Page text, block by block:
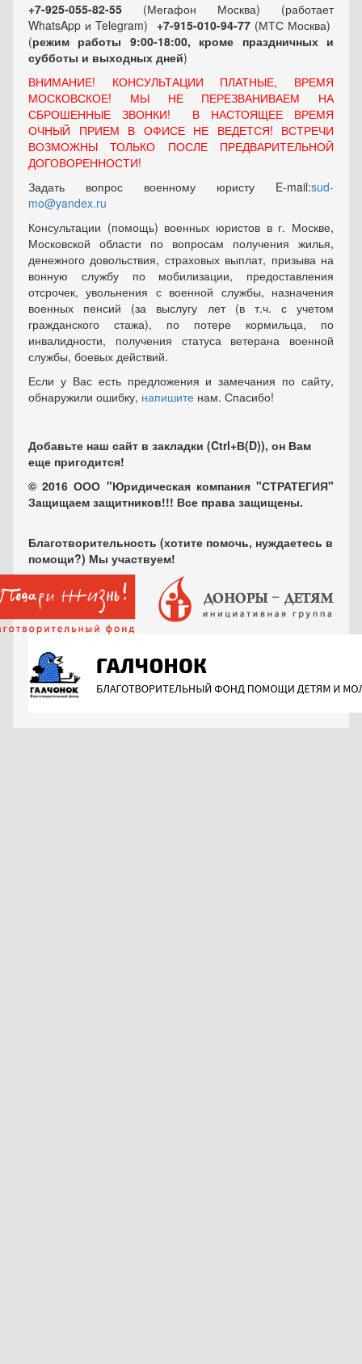
+7-925-055-82-55 (Мегафон Москва) (работает
WhatsApp и Telegram) +7-915-010-94-77 (МТС Москва)
(режим работы 9:00-18:00, кроме праздничных и
субботы и выходных дней)
ВНИМАНИЕ! КОНСУЛЬТАЦИИ ПЛАТНЫЕ, ВРЕМЯ
МОСКОВСКОЕ! МЫ НЕ ПЕРЕЗВАНИВАЕМ НА
СБРОШЕННЫЕ ЗВОНКИ! В НАСТОЯЩЕЕ ВРЕМЯ
ОЧНЫЙ ПРИЕМ В ОФИСЕ НЕ ВЕДЕТСЯ! ВСТРЕЧИ
ВОЗМОЖНЫ ТОЛЬКО ПОСЛЕ ПРЕДВАРИТЕЛЬНОЙ
ДОГОВОРЕННОСТИ!
Задать вопрос военному юристу E-mail:sud-
mo@yandex.ru
Консультации (помощь) военных юристов в г. Москве,
Московской области по вопросам получения жилья,
денежного довольствия, страховых выплат, призыва на
вонную службу по мобилизации, предоставления
отсрочек, увольнения с военной службы, назначения
военных пенсий (за выслугу лет (в т.ч. с учетом
гражданского стажа), по потере кормильца, по
инвалидности, получения статуса ветерана военной
службы, боевых действий.
Если у Вас есть предложения и замечания по сайту,
обнаружили ошибку, напишите нам. Спасибо!
Добавьте наш сайт в закладки (Ctrl+В(D)), он Вам
еще пригодится!
© 2016 ООО "Юридическая компания "СТРАТЕГИЯ"
Защищаем защитников!!! Все права защищены.
Благотворительность (хотите помочь, нуждаетесь в
помощи?) Мы участвуем!